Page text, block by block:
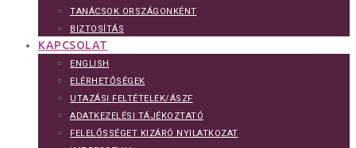
TANÁCSOK ORSZÁGONKÉNT
BIZTOSÍTÁS
KAPCSOLAT
ENGLISH
ELÉRHETŐSÉGEK
UTAZÁSI FELTÉTELEK/ÁSZF
ADATKEZELÉSI TÁJÉKOZTATÓ
FELELŐSSÉGET KIZÁRÓ NYILATKOZAT